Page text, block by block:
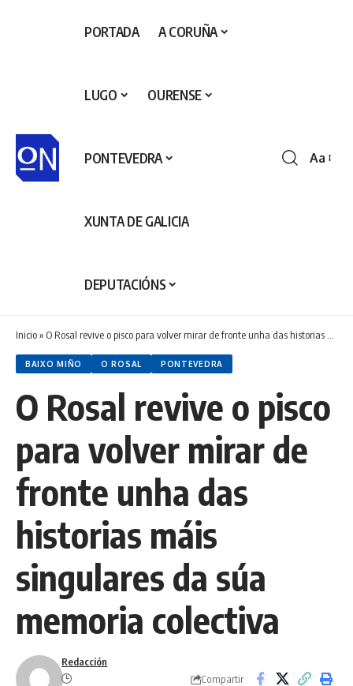
PORTADA A CORUÑA
LUGO OURENSE
PONTEVEDRA
XUNTA DE GALICIA
DEPUTACIÓNS
Aa
Inicio» O Rosal revive o pisco para volver mirar de fronte unha das historias máis singulares da súa memoria colectiva
BAIXO MIÑO O ROSAL PONTEVEDRA
O Rosal revive o pisco
para volver mirar de
fronte unha das
historias máis
singulares da súa
memoria colectiva
Redacción
Compartir